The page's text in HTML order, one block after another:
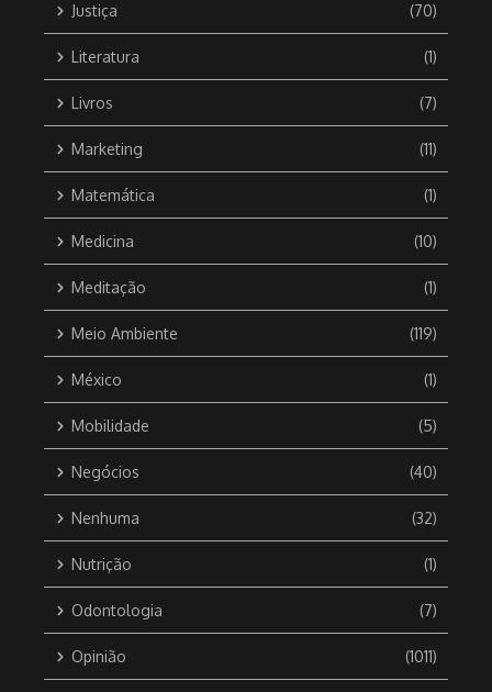
Justiça (70)
Literatura (1)
Livros (7)
Marketing (11)
Matemática (1)
Medicina (10)
Meditação (1)
Meio Ambiente (119)
México (1)
Mobilidade (5)
Negócios (40)
Nenhuma (32)
Nutrição (1)
Odontologia (7)
Opinião (1011)